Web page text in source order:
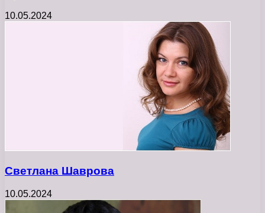
10.05.2024
Светлана Шаврова
10.05.2024